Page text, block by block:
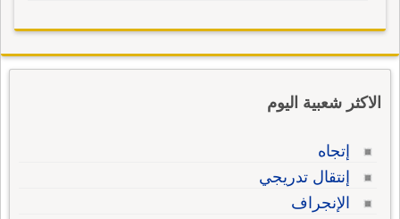
الاكثر شعبية اليوم
إتجاه
إنتقال تدريجي
الإنجراف